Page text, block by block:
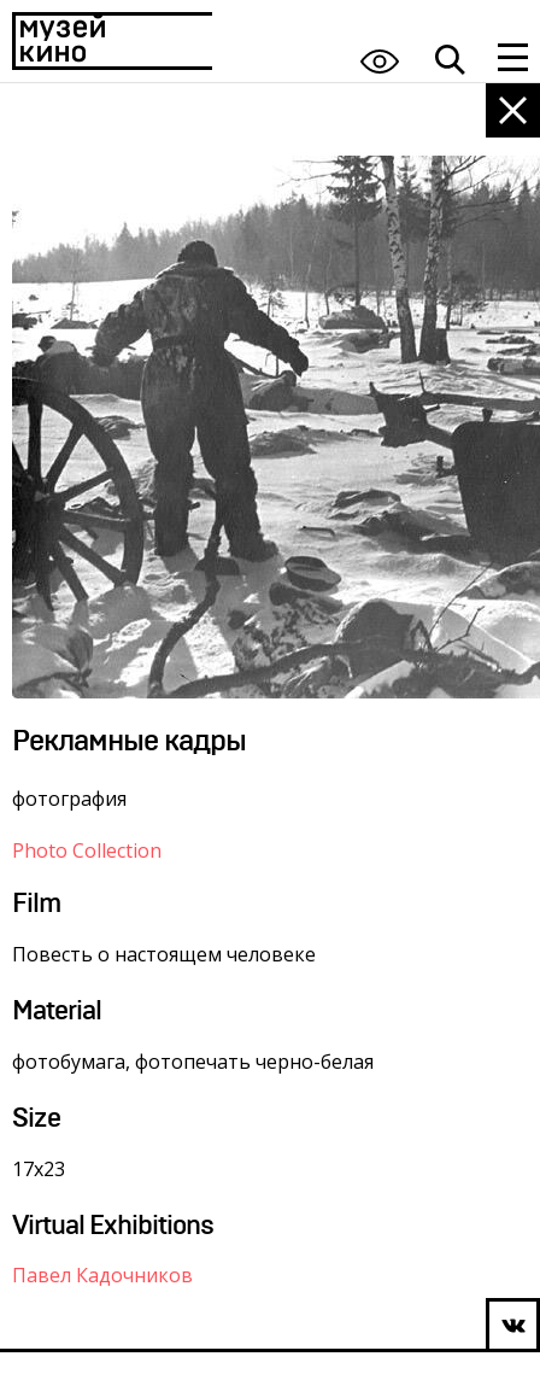
Рекламные кадры
фотография
Photo Collection
Film
Повесть о настоящем человеке
Material
фотобумага, фотопечать черно-белая
Size
17х23
Virtual Exhibitions
Павел Кадочников